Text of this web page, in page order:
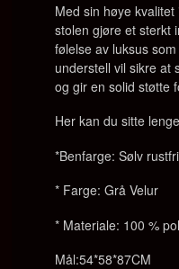
Med sin høye
stolen gjøre et sterkt
følelse av luksus
understell vil sikre at
og gir en solid støtte
Her kan du sitte
*Benfarge: Sølv
* Farge: Grå Velur
* Materiale: 100 %
Mål:54*58*87CM